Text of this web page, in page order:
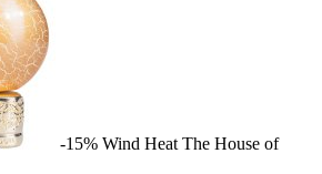
-15% Wind Heat The House of